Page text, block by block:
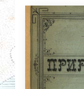
О нас
Контакты
Партнеры